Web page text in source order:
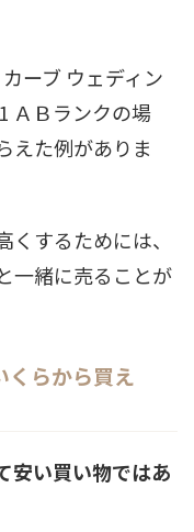
ーブ ウェディン
ＡＢランクの場
えた例がありま
するためには、
一緒に売ることが
くらから買え
安い買い物ではあ